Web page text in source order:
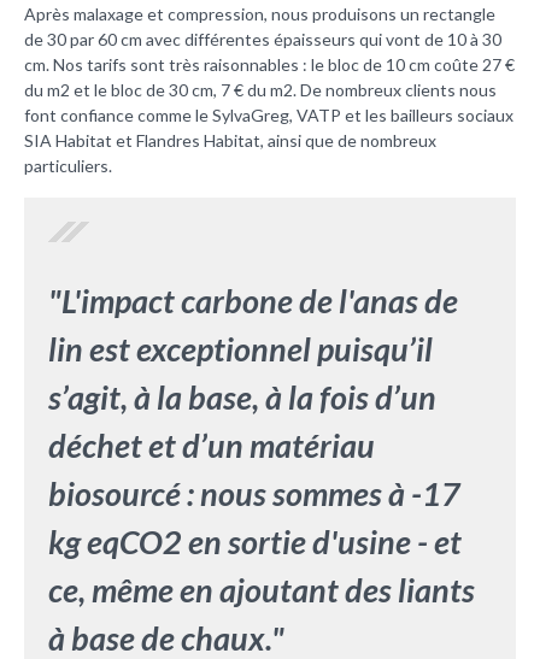
Après malaxage et compression, nous produisons un rectangle
de 30 par 60 cm avec différentes épaisseurs qui vont de 10 à 30
cm. Nos tarifs sont très raisonnables : le bloc de 10 cm coûte 27 €
du m2 et le bloc de 30 cm, 7 € du m2. De nombreux clients nous
font confiance comme le SylvaGreg, VATP et les bailleurs sociaux
SIA Habitat et Flandres Habitat, ainsi que de nombreux
particuliers.
"L'impact carbone de l'anas de
lin est exceptionnel puisqu’il
s’agit, à la base, à la fois d’un
déchet et d’un matériau
biosourcé : nous sommes à -17
kg eqCO2 en sortie d'usine - et
ce, même en ajoutant des liants
à base de chaux."